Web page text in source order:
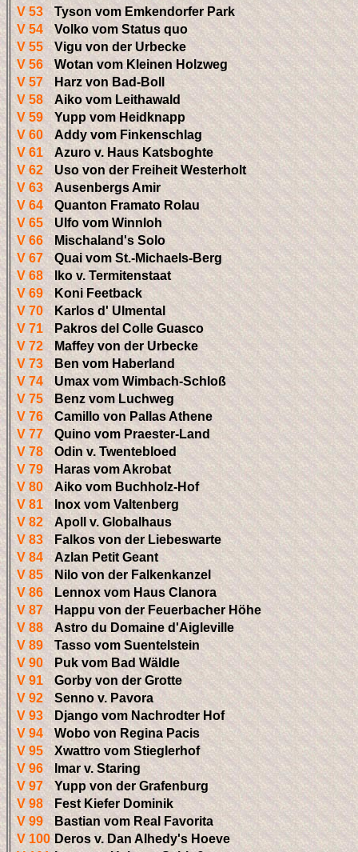
V 53
Tyson vom Emkendorfer Park
V 54
Volko vom Status quo
V 55
Vigu von der Urbecke
V 56
Wotan vom Kleinen Holzweg
V 57
Harz von Bad-Boll
V 58
Aiko vom Leithawald
V 59
Yupp vom Heidknapp
V 60
Addy vom Finkenschlag
V 61
Azuro v. Haus Katsboghte
V 62
Uso von der Freiheit Westerholt
V 63
Ausenbergs Amir
V 64
Quanton Framato Rolau
V 65
Ulfo vom Winnloh
V 66
Mischaland's Solo
V 67
Quai vom St.-Michaels-Berg
V 68
Iko v. Termitenstaat
V 69
Koni Feetback
V 70
Karlos d' Ulmental
V 71
Pakros del Colle Guasco
V 72
Maffey von der Urbecke
V 73
Ben vom Haberland
V 74
Umax vom Wimbach-Schloß
V 75
Benz vom Luchweg
V 76
Camillo von Pallas Athene
V 77
Quino vom Praester-Land
V 78
Odin v. Twentebloed
V 79
Haras vom Akrobat
V 80
Aiko vom Buchholz-Hof
V 81
Inox vom Valtenberg
V 82
Apoll v. Globalhaus
V 83
Falkos von der Liebeswarte
V 84
Azlan Petit Geant
V 85
Nilo von der Falkenkanzel
V 86
Lennox vom Haus Clanora
V 87
Happu von der Feuerbacher Höhe
V 88
Astro du Domaine d'Aigleville
V 89
Tasso vom Suentelstein
V 90
Puk vom Bad Wäldle
V 91
Gorby von der Grotte
V 92
Senno v. Pavora
V 93
Django vom Nachrodter Hof
V 94
Wobo von Regina Pacis
V 95
Xwattro vom Stieglerhof
V 96
Imar v. Staring
V 97
Yupp von der Grafenburg
V 98
Fest Kiefer Dominik
V 99
Bastian vom Real Favorita
V 100 Deros v. Dan Alhedy's Hoeve